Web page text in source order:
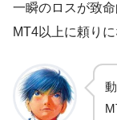
一瞬のロスが致
MT4以上に頼りに